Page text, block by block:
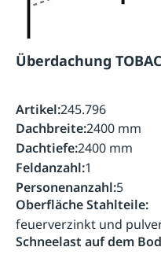
Überdachung
Artikel:245.796
Dachbreite:2400 mm
Dachtiefe:2400 mm
Feldanzahl:1
Personenanzahl:5
Oberfläche Stahlteile:
feuerverzinkt und
Schneelast auf dem